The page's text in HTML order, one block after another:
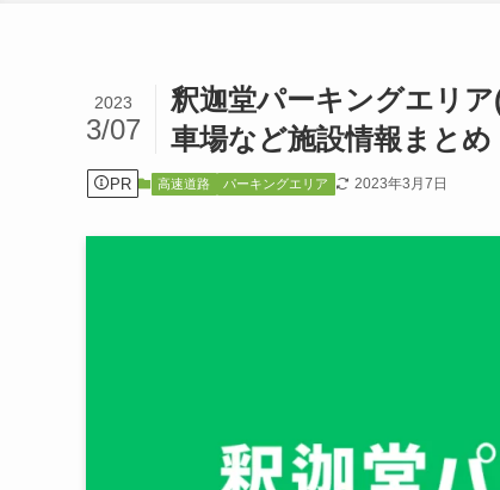
釈迦堂パーキングエリ
車場など施設情報まとめ
2023
3/07
PR 高速道路 パーキングエリア 2023年3月7日